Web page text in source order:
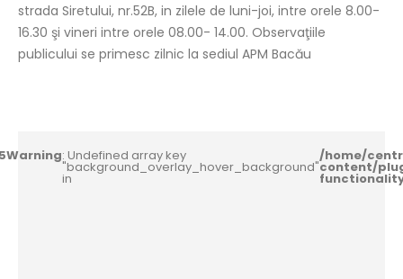
strada Siretului, nr.52B, in zilele de luni-joi, intre orele 8.00-
16.30 şi vineri intre orele 08.00- 14.00. Observaţiile
publicului se primesc zilnic la sediul APM Bacău
Warning: Undefined array key
"background_overlay_hover_background"
in
/home/
content/